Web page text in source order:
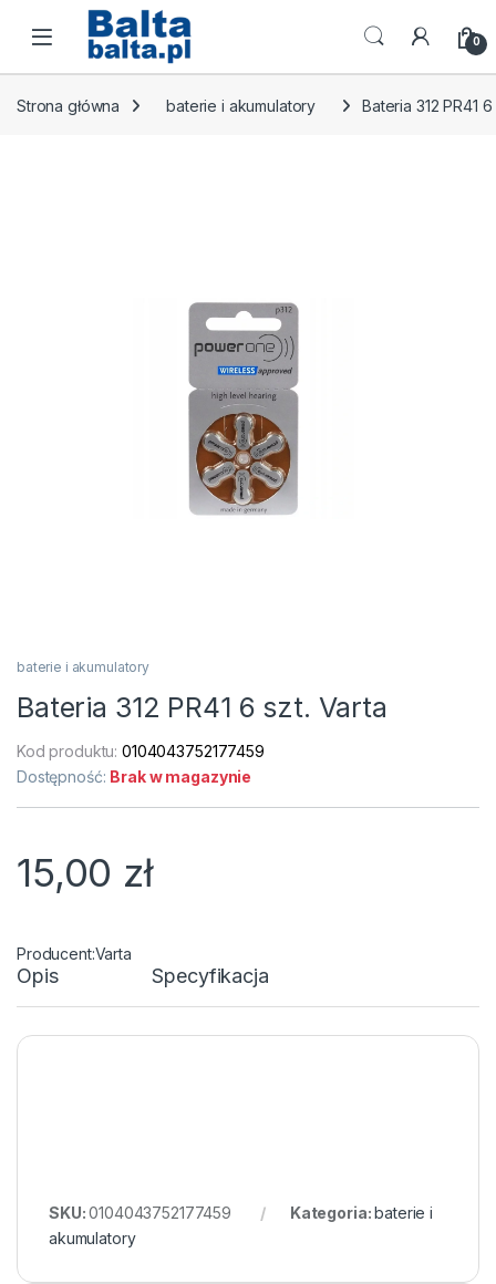
Skip to navigation
Skip to content
Open 0
Strona główna baterie i akumulatory Bateria 312 PR41
baterie i akumulatory
Bateria 312 PR41 6 szt. Varta
Kod produktu:0104043752177459
Dostępność: Brak w magazynie
15,00 zł
Varta
Opis Specyfikacja
SKU:0104043752177459 Kategoria:baterie i
akumulatory